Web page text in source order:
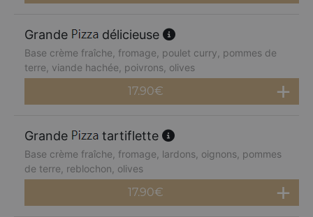
Grande délicieuse
Base crème fraîche, fromage, poulet curry, pommes de
terre, viande hachée, poivrons, olives
17.90€
Grande tartiflette
Base crème fraîche, fromage, lardons, oignons, pommes
de terre, reblochon, olives
17.90€